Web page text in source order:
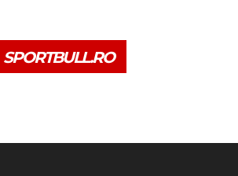
SPORTBULL.RO